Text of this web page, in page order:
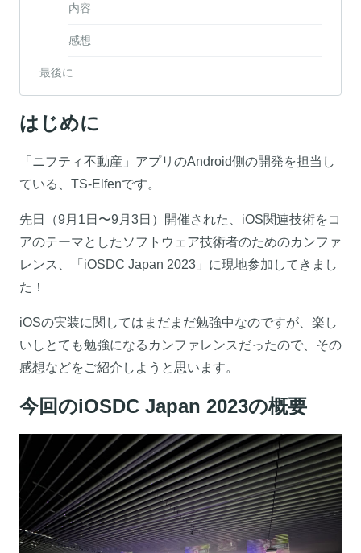
内容
感想
最後に
はじめに
「ニフティ不動産」アプリのAndroid側の開発を担当し
ている、TS-Elfenです。
先日（9月1日〜9月3日）開催された、iOS関連技術をコ
アのテーマとしたソフトウェア技術者のためのカンファ
レンス、「iOSDC Japan 2023」に現地参加してきまし
た！
iOSの実装に関してはまだまだ勉強中なのですが、楽し
いしとても勉強になるカンファレンスだったので、その
感想などをご紹介しようと思います。
今回のiOSDC Japan 2023の概要